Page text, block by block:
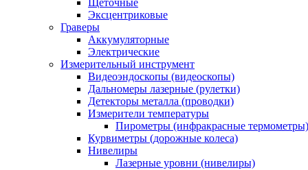
Щеточные
Эксцентриковые
Граверы
Аккумуляторные
Электрические
Измерительный инструмент
Видеоэндоскопы (видеоскопы)
Дальномеры лазерные (рулетки)
Детекторы металла (проводки)
Измерители температуры
Пирометры (инфракрасные термометры)
Курвиметры (дорожные колеса)
Нивелиры
Лазерные уровни (нивелиры)